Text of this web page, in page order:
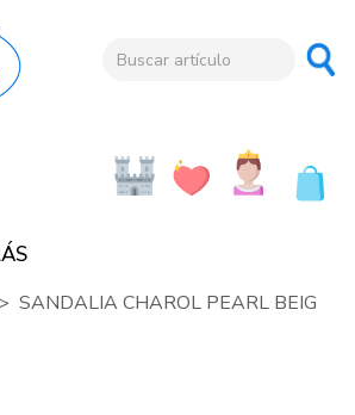
SANDALIA CHAROL PEARL BEIG